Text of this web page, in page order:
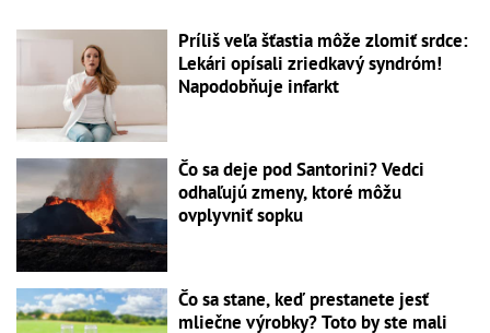
Príliš veľa šťastia môže zlomiť srdce:
Lekári opísali zriedkavý syndróm!
Napodobňuje infarkt
Čo sa deje pod Santorini? Vedci
odhaľujú zmeny, ktoré môžu
ovplyvniť sopku
Čo sa stane, keď prestanete jesť
mliečne výrobky? Toto by ste mali